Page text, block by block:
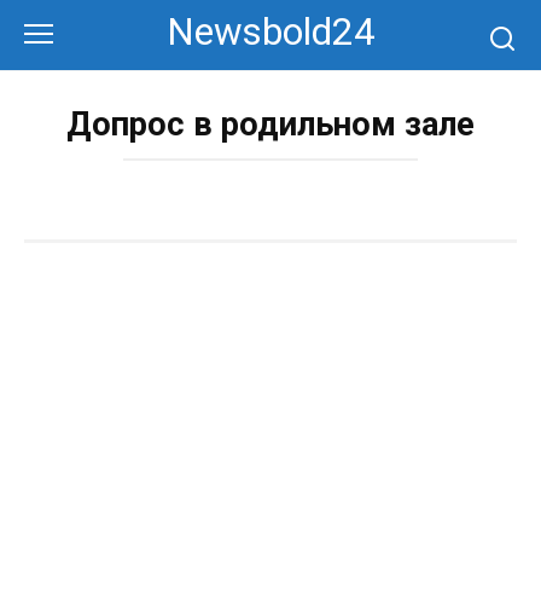
контенту
Newsbold24
Допрос в родильном зале